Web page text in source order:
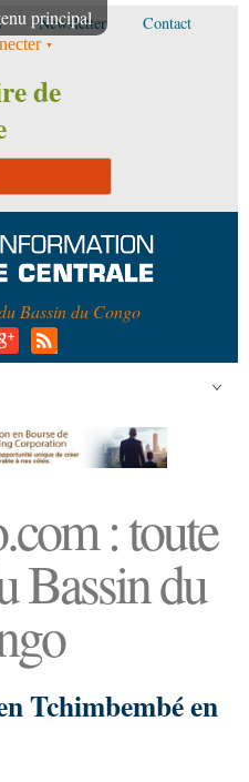
principal
Newsletter Contact
de
Bassin du Congo
: toute
Bassin du
Tchimbembé en